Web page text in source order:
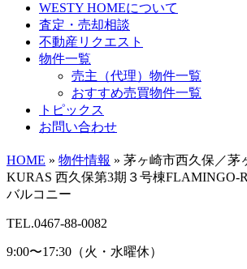
WESTY HOMEについて
査定・売却相談
不動産リクエスト
物件一覧
売主（代理）物件一覧
おすすめ売買物件一覧
トピックス
お問い合わせ
HOME » 物件情報 » 茅ヶ崎市西久保／茅
KURAS 西久保第3期３号棟FLAMINGO-
バルコニー
TEL.0467-88-0082
9:00〜17:30（火・水曜休）